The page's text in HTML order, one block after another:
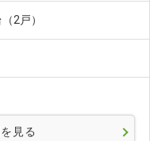
2戸）
見る